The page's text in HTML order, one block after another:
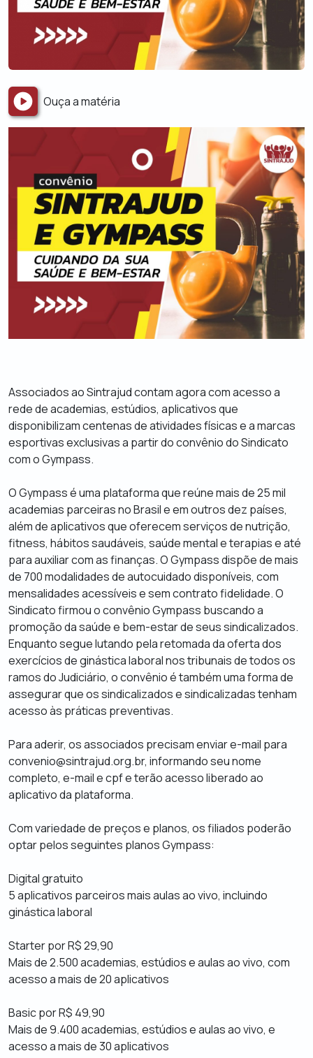
Ouça a matéria
Associados ao Sintrajud contam agora com acesso a
rede de academias, estúdios, aplicativos que
disponibilizam centenas de atividades físicas e a marcas
esportivas exclusivas a partir do convênio do Sindicato
com o Gympass.
O Gympass é uma plataforma que reúne mais de 25 mil
academias parceiras no Brasil e em outros dez países,
além de aplicativos que oferecem serviços de nutrição,
fitness, hábitos saudáveis, saúde mental e terapias e até
para auxiliar com as finanças. O Gympass dispõe de mais
de 700 modalidades de autocuidado disponíveis, com
mensalidades acessíveis e sem contrato fidelidade. O
Sindicato firmou o convênio Gympass buscando a
promoção da saúde e bem-estar de seus sindicalizados.
Enquanto segue lutando pela retomada da oferta dos
exercícios de ginástica laboral nos tribunais de todos os
ramos do Judiciário, o convênio é também uma forma de
assegurar que os sindicalizados e sindicalizadas tenham
acesso às práticas preventivas.
Para aderir, os associados precisam enviar e-mail para
convenio@sintrajud.org.br, informando seu nome
completo, e-mail e cpf e terão acesso liberado ao
aplicativo da plataforma.
Com variedade de preços e planos, os filiados poderão
optar pelos seguintes planos Gympass:
Digital gratuito
5 aplicativos parceiros mais aulas ao vivo, incluindo
ginástica laboral
Starter por R$ 29,90
Mais de 2.500 academias, estúdios e aulas ao vivo, com
acesso a mais de 20 aplicativos
Basic por R$ 49,90
Mais de 9.400 academias, estúdios e aulas ao vivo, e
acesso a mais de 30 aplicativos